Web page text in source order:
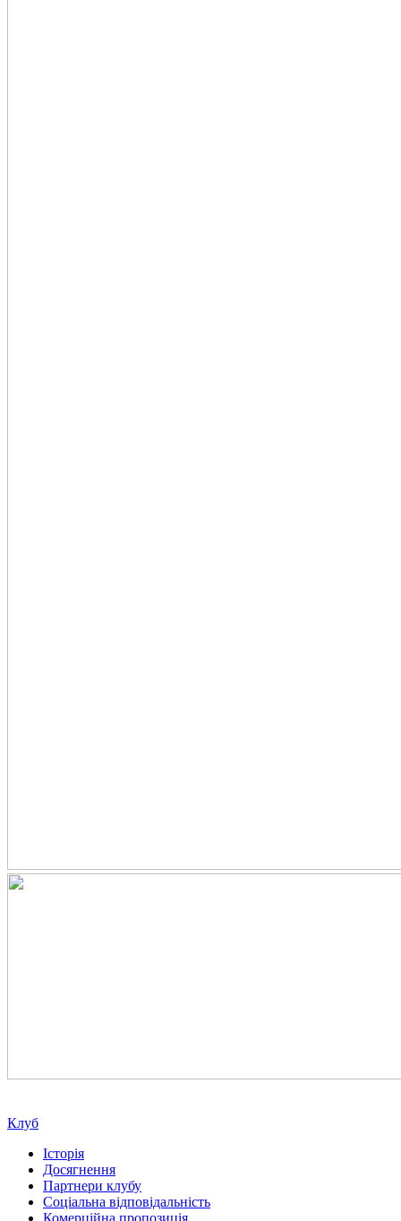
Клуб
Історія
Досягнення
Партнери клубу
Соціальна відповідальність
Комерційна пропозиція